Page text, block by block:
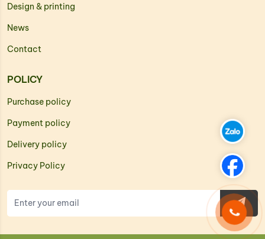
Design & printing
News
Contact
POLICY
Purchase policy
Payment policy
Delivery policy
Privacy Policy